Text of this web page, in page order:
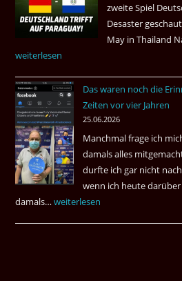
zweite Spiel
Desaster
May in Thailand
weiterlesen
Das waren noch die
Zeiten vor vier Jahren
25.06.2026
Manchmal frage ich
damals alles
durfte ich gar nicht
wenn ich heute
damals…Das
weiterlesen